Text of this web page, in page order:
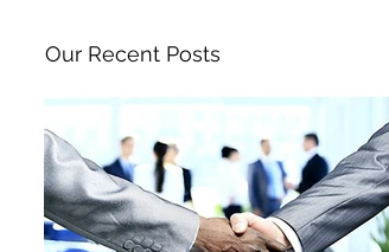
Our Recent Posts